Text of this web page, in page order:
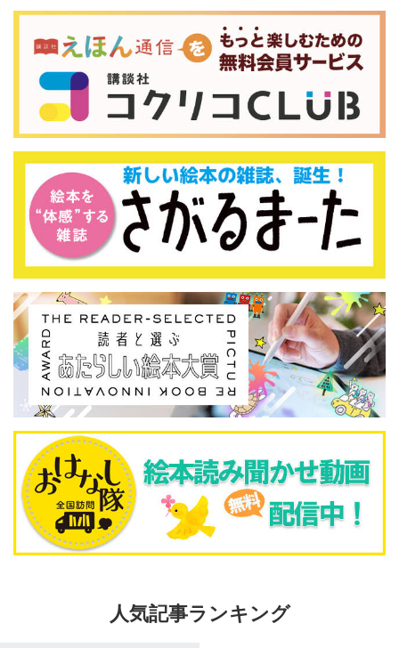
人気記事ランキング